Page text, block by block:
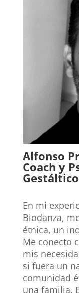
Alfonso
Coach y
En mi
Biodanza,
étnica, un
Me conecto
mis
si fuera un
comunidad
una familia.